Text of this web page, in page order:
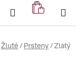
Hledat
KOŠÍK
Žluté/ Prsteny/Zlatý